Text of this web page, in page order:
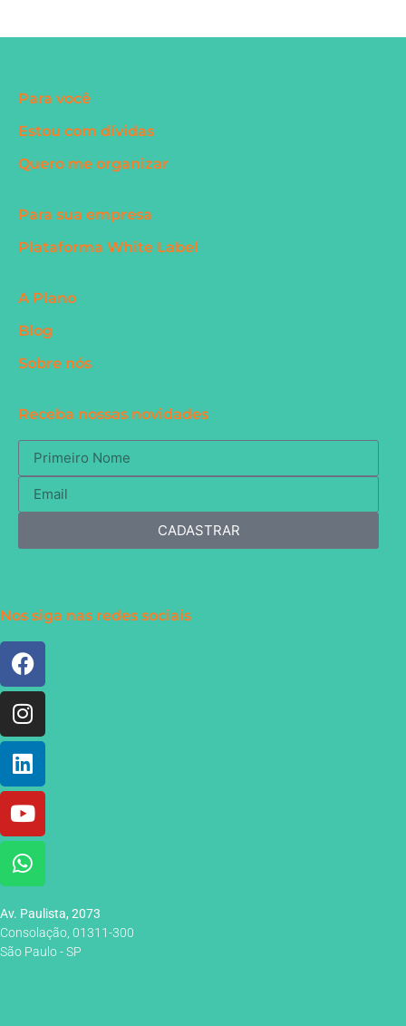
Para você
Estou com dívidas
Quero me organizar
Para sua empresa
Plataforma White Label
A Plano
Blog
Sobre nós
Receba nossas novidades
CADASTRAR
Nos siga nas redes sociais
Av. Paulista, 2073
Consolação, 01311-300
São Paulo - SP